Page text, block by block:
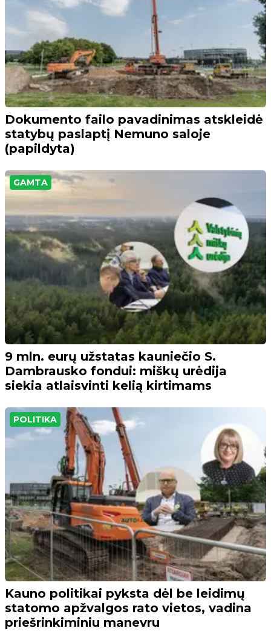
Dokumento failo pavadinimas atskleidė
statybų paslaptį Nemuno saloje
(papildyta)
GAMTA
9 mln. eurų užstatas kauniečio S.
Dambrausko fondui: miškų urėdija
siekia atlaisvinti kelią kirtimams
POLITIKA
Kauno politikai pyksta dėl be leidimų
statomo apžvalgos rato vietos, vadina
priešrinkiminiu manevru